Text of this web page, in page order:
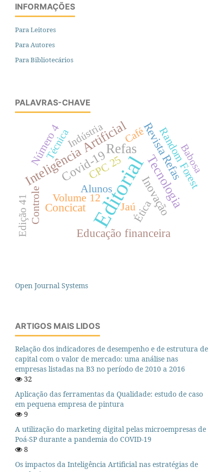
INFORMAÇÕES
Para Leitores
Para Autores
Para Bibliotecários
PALAVRAS-CHAVE
Editorial
Refas
Inteligência Artificial Tecnologia
Covid-19
Educação financeira
Revista Refas
Inovação
Concicat
CPC 25
Jaú
Alunos Random Forest
Volume 12
Número 4
Controle Ética
Indústria
Babosa
Edição 41
Café
Técnica
Open Journal Systems
ARTIGOS MAIS LIDOS
Relação dos indicadores de desempenho e de estrutura de
capital com o valor de mercado: uma análise nas
empresas listadas na B3 no período de 2010 a 2016
32
Aplicação das ferramentas da Qualidade: estudo de caso
em pequena empresa de pintura
9
A utilização do marketing digital pelas microempresas de
Poá-SP durante a pandemia do COVID-19
8
Os impactos da Inteligência Artificial nas estratégias de